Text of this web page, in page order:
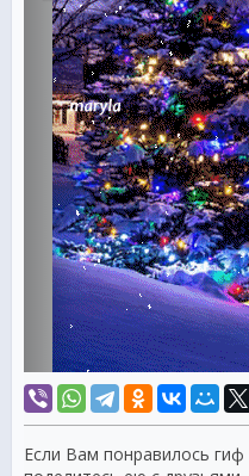
Если Вам понравилось гиф